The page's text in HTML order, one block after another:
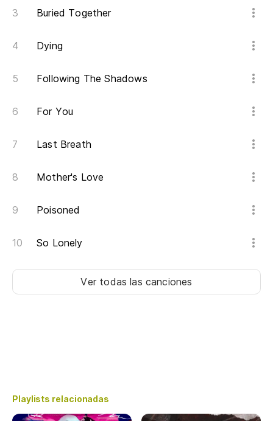
Buried Together
Dying
Following The Shadows
For You
Last Breath
Mother's Love
Poisoned
So Lonely
Ver todas las canciones
Playlists relacionadas